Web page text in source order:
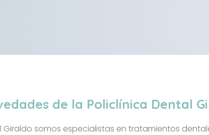
de la Policlínica Dental
Giraldo somos especialistas en tratamientos